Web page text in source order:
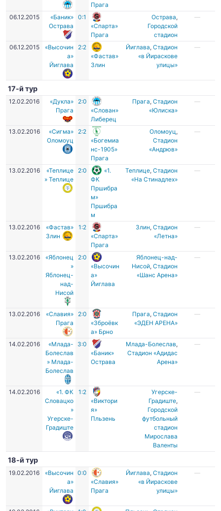
Прага
06.12.2015
«Баник»
Острава
0:1
«Спарта»
Прага
Острава,
Городской
стадион
—
06.12.2015
«Высочин
а»
Йиглава
2:2
«Фастав»
Злин
Йиглава,Стадион
«в Йираскове
улицы»
—
17-й тур
12.02.2016
«Дукла»
Прага
2:0
«Слован»
Либерец
Прага,Стадион
«Юлиска»
—
13.02.2016
«Сигма»
Оломоуц
2:2
«Богемиа
нс-1905»
Прага
Оломоуц ,
Стадион
«Андрюв»
—
13.02.2016
«Теплице
» Теплице
2:0
«1.
ФК
Пршибра
м»
Пршибра
м
Теплице,Стадион
«На Стинадлех»
—
13.02.2016
«Фастав»
Злин
1:2
«Спарта»
Прага
Злин,Cтадион
«Летна»
—
13.02.2016
«Яблонец
»
Яблонец-
над-
Нисой
2:0
«Высочин
а»
Йиглава
Яблонец-над-
Нисой,Стадион
«Шанс Арена»
—
13.02.2016
«Славия»
Прага
2:0
«Зброёвк
а» Брно
Прага,Стадион
«ЭДЕН АРЕНА»
—
14.02.2016
«Млада-
Болеслав
» Млада-
Болеслав
3:0
«Баник»
Острава
Млада-Болеслав,
Стадион «Адидас
Арена»
—
14.02.2016
«1. ФК
Словацко
»
Угерске-
Градиште
1:2
«Виктори
я»
Пльзень
Угерске-
Градиште,
Городской
футбольный
стадион
Мирослава
Валенты
—
18-й тур
19.02.2016
«Высочин
а»
Йиглава
0:0
«Славия»
Прага
Йиглава,Стадион
«в Йираскове
улицы»
—